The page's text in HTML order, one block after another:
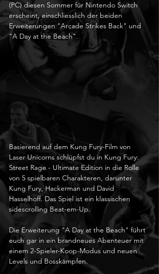
(PC) diesen Sommer für Nintendo Switch
erscheint, einschliesslich der beiden
Erweiterungen "Arcade Strikes Back" und
"A Day at the Beach".
Basierend auf dem Kung Fury-Film von
Laser Unicorns schlüpfst du in Kung Fury:
Street Rage - Ultimate Edition in die Rolle
von 5 spielbaren Charakteren, darunter
Kung Fury, Hackerman und David
Hasselhoff. Das Spiel ist ein klassischen
sidescrolling Beat-em-Up.
Die Erweiterung "A Day at the Beach" führt
euch gar in ein brandneues Abenteuer mit
einem 2-Spieler-Koop-Modus und neuen
Levels und Bosskämpfen.